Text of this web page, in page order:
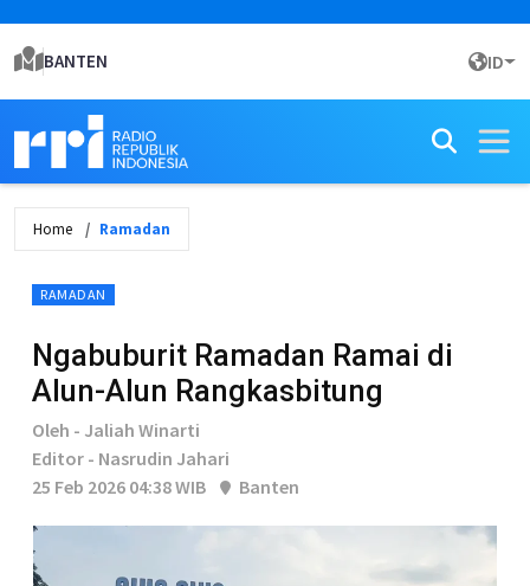
BANTEN ID
Home Ramadan
RAMADAN
Ngabuburit Ramadan Ramai di
Alun-Alun Rangkasbitung
Oleh - Jaliah Winarti
Editor - Nasrudin Jahari
25 Feb 2026 04:38 WIB
Banten